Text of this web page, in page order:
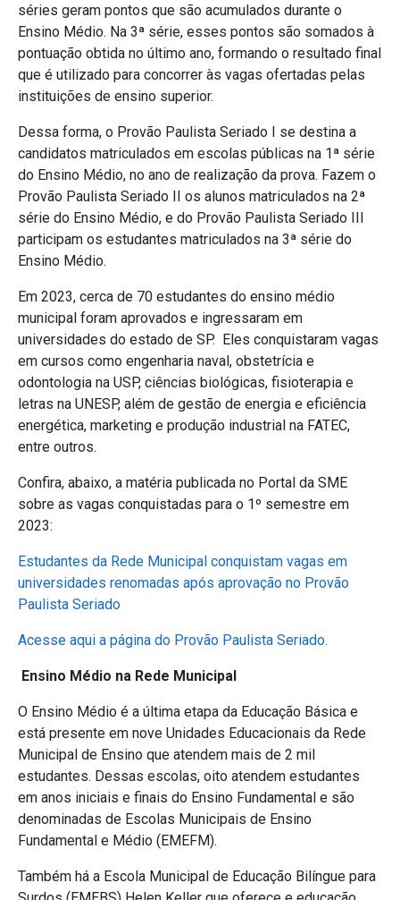
séries geram pontos que são acumulados durante o
Ensino Médio. Na 3ª série, esses pontos são somados à
pontuação obtida no último ano, formando o resultado final
que é utilizado para concorrer às vagas ofertadas pelas
instituições de ensino superior.
Dessa forma, o Provão Paulista Seriado I se destina a
candidatos matriculados em escolas públicas na 1ª série
do Ensino Médio, no ano de realização da prova. Fazem o
Provão Paulista Seriado II os alunos matriculados na 2ª
série do Ensino Médio, e do Provão Paulista Seriado III
participam os estudantes matriculados na 3ª série do
Ensino Médio.
Em 2023, cerca de 70 estudantes do ensino médio
municipal foram aprovados e ingressaram em
universidades do estado de SP. Eles conquistaram vagas
em cursos como engenharia naval, obstetrícia e
odontologia na USP, ciências biológicas, fisioterapia e
letras na UNESP, além de gestão de energia e eficiência
energética, marketing e produção industrial na FATEC,
entre outros.
Confira, abaixo, a matéria publicada no Portal da SME
sobre as vagas conquistadas para o 1º semestre em
2023:
Estudantes da Rede Municipal conquistam vagas em
universidades renomadas após aprovação no Provão
Paulista Seriado
Acesse aqui a página do Provão Paulista Seriado.
Ensino Médio na Rede Municipal
O Ensino Médio é a última etapa da Educação Básica e
está presente em nove Unidades Educacionais da Rede
Municipal de Ensino que atendem mais de 2 mil
estudantes. Dessas escolas, oito atendem estudantes
em anos iniciais e finais do Ensino Fundamental e são
denominadas de Escolas Municipais de Ensino
Fundamental e Médio (EMEFM).
Também há a Escola Municipal de Educação Bilíngue para